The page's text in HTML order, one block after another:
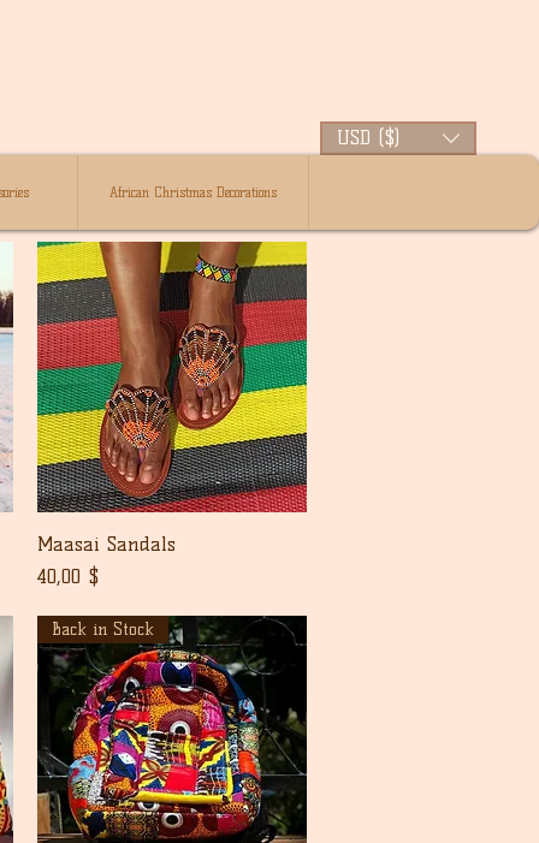
USD ($)
African Christmas Decorations
Pikakatselu
Maasai Sandals
Hinta
40,00 $
Back in Stock